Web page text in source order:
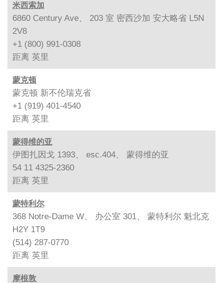
米西索加
6860 Century Ave、 203 室 密西沙加 安大略省 L5N
2V8
+1 (800) 991-0308
距离 英里
蒙克顿
蒙克顿 新不伦瑞克省
+1 (919) 401-4540
距离 英里
蒙得维的亚
伊图扎因戈 1393、 esc.404、 蒙得维的亚
54 11 4325-2360
距离 英里
蒙特利尔
368 Notre-Dame W、 办公室 301、 蒙特利尔 魁北克
H2Y 1T9
(514) 287-0770
距离 英里
摩根敦